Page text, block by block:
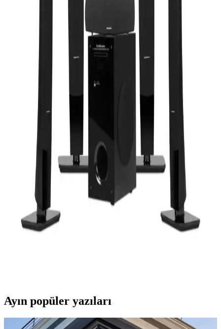
Platoon 2+1 Ses Sistemi: Teknik Özellikler ve
Kullanım Alanları Hakkında Bilgi
Platoon 2+1 ses sistemi, uydu hoparlörler ve subwoofer ile ev ve
ofislerde kompakt, kaliteli ses deneyimi sunar. 3.5 mm jak ve RCA
bağlantılarıyla kolay kullanım sağlar.
Music DJ 5.1 Bluetooth Surround Hoparlör Sistemi:
Güçlü ve Çok Kanallı Ev Sinema Deneyimi
Music DJ MD-9500BT, 80W güç ve Bluetooth ile kablosuz müzik
akışı sağlayan 5.1 kanal surround ses sistemi, etkileyici ses
performansı ve modern tasarımıyla evde sinema ve müzik keyfi
Logitech Z313 25W Siyah 2+1 Subwoofer Hoparlör
Sistemi İncelemesi ve Kullanıcı Yorumları
Logitech Z313 25W hoparlör sistemi, şık tasarımı ve yüksek ses
kalitesiyle dikkat çeker. Güçlü basslar ve dengeli ses performansıyla
ev ortamında müzik ve film keyfi sunar, kablosuz bağlantı
seçenekleri sınırlıdır.
Ev Ses Sistemleri ile Evinizde Sinema Konforunu
Artırmanın En İyi Yöntemleri
Ayın popüler yazıları